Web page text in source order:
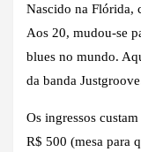
Nascido na Flórida,
Aos 20, mudou-se
blues no mundo.
da banda
Os ingressos
R$ 500 (mesa para